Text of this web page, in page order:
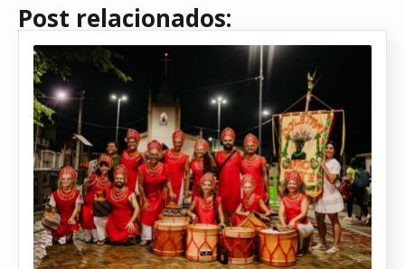
Post relacionados: